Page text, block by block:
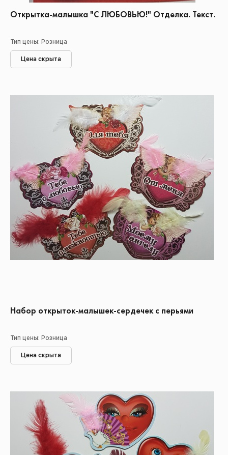
Открытка-малышка "С ЛЮБОВЬЮ!" Отделка. Текст.
Тип цены: Розница
Цена скрыта
Набор открыток-малышек-сердечек с перьями
Тип цены: Розница
Цена скрыта